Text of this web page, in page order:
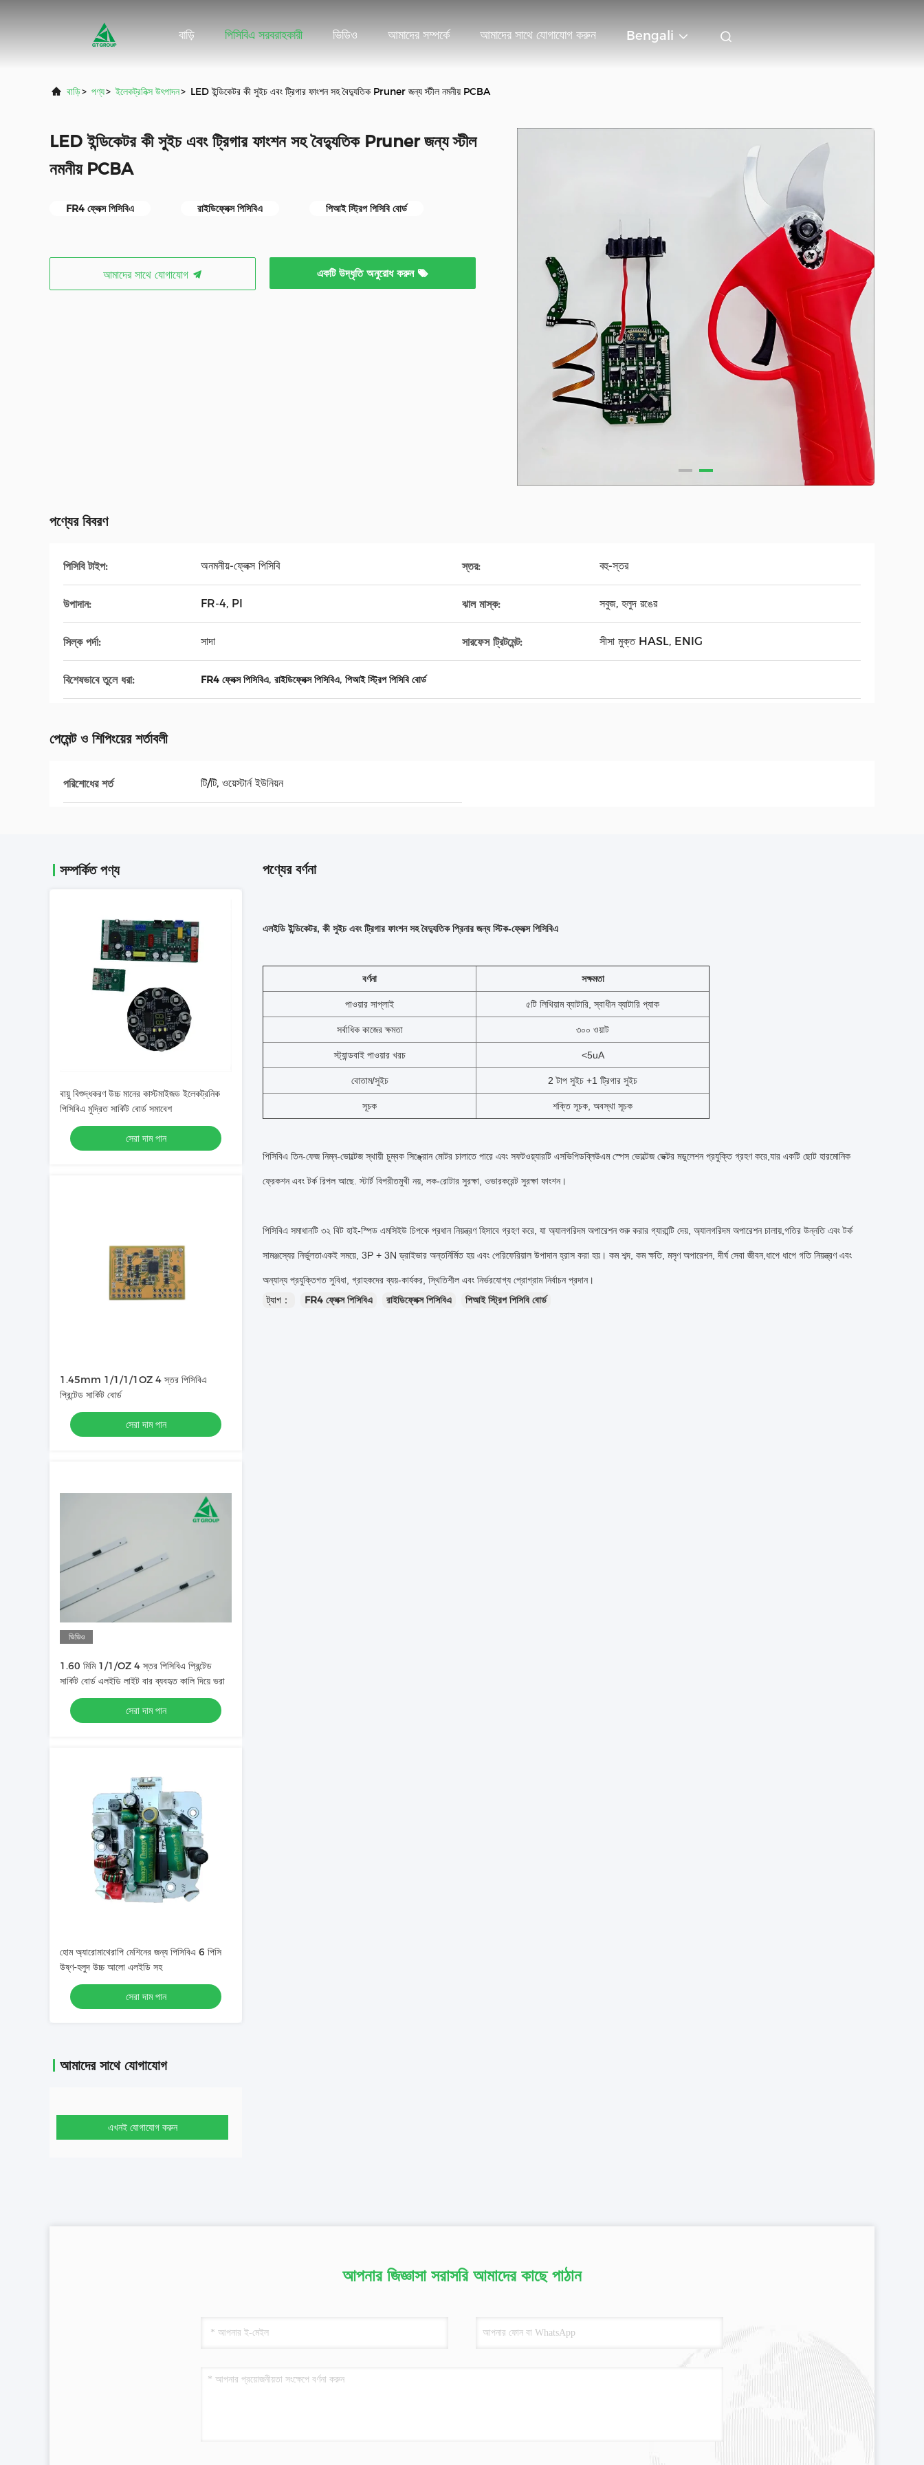
বাড়ি পিসিবিএ সরবরাহকারী ভিডিও আমাদের সম্পর্কে আমাদের সাথে যোগাযোগ করুন Bengali
বাড়ি> পণ্য> ইলেকট্রনিক্স উৎপাদন> LED ইন্ডিকেটর কী সুইচ এবং ট্রিগার ফাংশন সহ বৈদ্যুতিক Pruner জন্য স্টীল নমনীয় PCBA
LED ইন্ডিকেটর কী সুইচ এবং ট্রিগার ফাংশন সহ বৈদ্যুতিক Pruner জন্য স্টীল
নমনীয় PCBA
FR4 ফ্লেক্স পিসিবিএ রাইডিফ্লেক্স পিসিবিএ পিআই স্ট্রিপ পিসিবি বোর্ড
আমাদের সাথে যোগাযোগ একটি উদ্ধৃতি অনুরোধ করুন
পণ্যের বিবরণ
পিসিবি টাইপ: অনমনীয়-ফ্লেক্স পিসিবি স্তর: বহু-স্তর
উপাদান: FR-4, PI ঝাল মাস্ক: সবুজ, হলুদ রঙের
সিল্ক পর্দা: সাদা সারফেস ট্রিটমেন্ট: সীসা মুক্ত HASL, ENIG
বিশেষভাবে তুলে ধরা: FR4 ফ্লেক্স পিসিবিএ, রাইডিফ্লেক্স পিসিবিএ, পিআই স্ট্রিপ পিসিবি বোর্ড
পেমেন্ট ও শিপিংয়ের শর্তাবলী
পরিশোধের শর্ত টি/টি, ওয়েস্টার্ন ইউনিয়ন
সম্পর্কিত পণ্য
বায়ু বিশুদ্ধকরণ উচ্চ মানের কাস্টমাইজড ইলেকট্রনিক
পিসিবিএ মুদ্রিত সার্কিট বোর্ড সমাবেশ
সেরা দাম পান
1.45mm 1/1/1/1OZ 4 স্তর পিসিবিএ
প্রিন্টেড সার্কিট বোর্ড
সেরা দাম পান
ভিডিও
1.60 মিমি 1/1/OZ 4 স্তর পিসিবিএ প্রিন্টেড
সার্কিট বোর্ড এলইডি লাইট বার ব্যবহৃত কালি দিয়ে ভরা
সেরা দাম পান
হোম অ্যারোমাথেরাপি মেশিনের জন্য পিসিবিএ 6 পিসি
উষ্ণ-হলুদ উচ্চ আলো এলইডি সহ
সেরা দাম পান
আমাদের সাথে যোগাযোগ
এখনই যোগাযোগ করুন
পণ্যের বর্ণনা
এলইডি ইন্ডিকেটর, কী সুইচ এবং ট্রিগার ফাংশন সহ বৈদ্যুতিক প্রিনার জন্য স্টিক-ফ্লেক্স পিসিবিএ
বর্ণনা সক্ষমতা
পাওয়ার সাপ্লাই ৫টি লিথিয়াম ব্যাটারি, স্বাধীন ব্যাটারি প্যাক
সর্বাধিক কাজের ক্ষমতা ৩০০ ওয়াট
স্ট্যান্ডবাই পাওয়ার খরচ <5uA
বোতাম/সুইচ 2 টাপ সুইচ +1 ট্রিগার সুইচ
সূচক শক্তি সূচক, অবস্থা সূচক
পিসিবিএ তিন-ফেজ নিম্ন-ভোল্টেজ স্থায়ী চুম্বক সিঙ্ক্রোন মোটর চালাতে পারে এবং সফটওয়্যারটি এসভিপিডব্লিউএম স্পেস ভোল্টেজ ভেক্টর মডুলেশন প্রযুক্তি গ্রহণ করে,যার একটি ছোট হারমোনিক
ফ্রেকশন এবং টর্ক রিপল আছে. স্টার্ট বিপরীতমুখী নয়, লক-রোটার সুরক্ষা, ওভারকরেন্ট সুরক্ষা ফাংশন।
পিসিবিএ সমাধানটি ৩২ বিট হাই-স্পিড এমসিইউ চিপকে প্রধান নিয়ন্ত্রণ হিসাবে গ্রহণ করে, যা অ্যালগরিদম অপারেশন শুরু করার গ্যারান্টি দেয়, অ্যালগরিদম অপারেশন চালায়,গতির উন্নতি এবং টর্ক
সামঞ্জস্যের নির্ভুলতাএকই সময়ে, 3P + 3N ড্রাইভার অন্তর্নির্মিত হয় এবং পেরিফেরিয়াল উপাদান হ্রাস করা হয়। কম শব্দ, কম ক্ষতি, মসৃণ অপারেশন, দীর্ঘ সেবা জীবন,ধাপে ধাপে গতি নিয়ন্ত্রণ এবং
অন্যান্য প্রযুক্তিগত সুবিধা, গ্রাহকদের ব্যয়-কার্যকর, স্থিতিশীল এবং নির্ভরযোগ্য প্রোগ্রাম নির্বাচন প্রদান।
ট্যাগ： FR4 ফ্লেক্স পিসিবিএ রাইডিফ্লেক্স পিসিবিএ পিআই স্ট্রিপ পিসিবি বোর্ড
আপনার জিজ্ঞাসা সরাসরি আমাদের কাছে পাঠান